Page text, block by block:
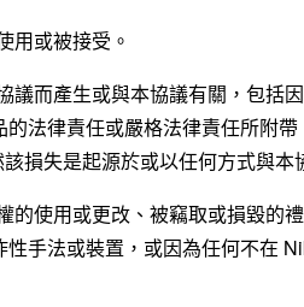
用或被接受。
議而產生或與本協議有關，包括
法律責任或嚴格法律責任所附
損失是起源於或以任何方式與本
的使用或更改、被竊取或損毀的
手法或裝置，或因為任何不在